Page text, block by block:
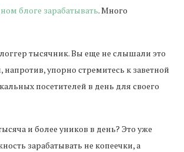
блоге зарабатывать. Много
тысячник. Вы еще не слышали это
упорно стремитесь к заветной
посетителей в день для своего
и более уников в день? Это уже
зарабатывать не копеечки, а